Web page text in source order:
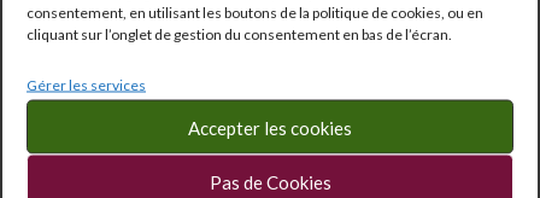
consentement, en utilisant les boutons de la politique de cookies, ou en
cliquant sur l’onglet de gestion du consentement en bas de l’écran.
Gérer les services
Accepter les cookies
Pas de Cookies
Catégorie :Monde
20°
Partagé